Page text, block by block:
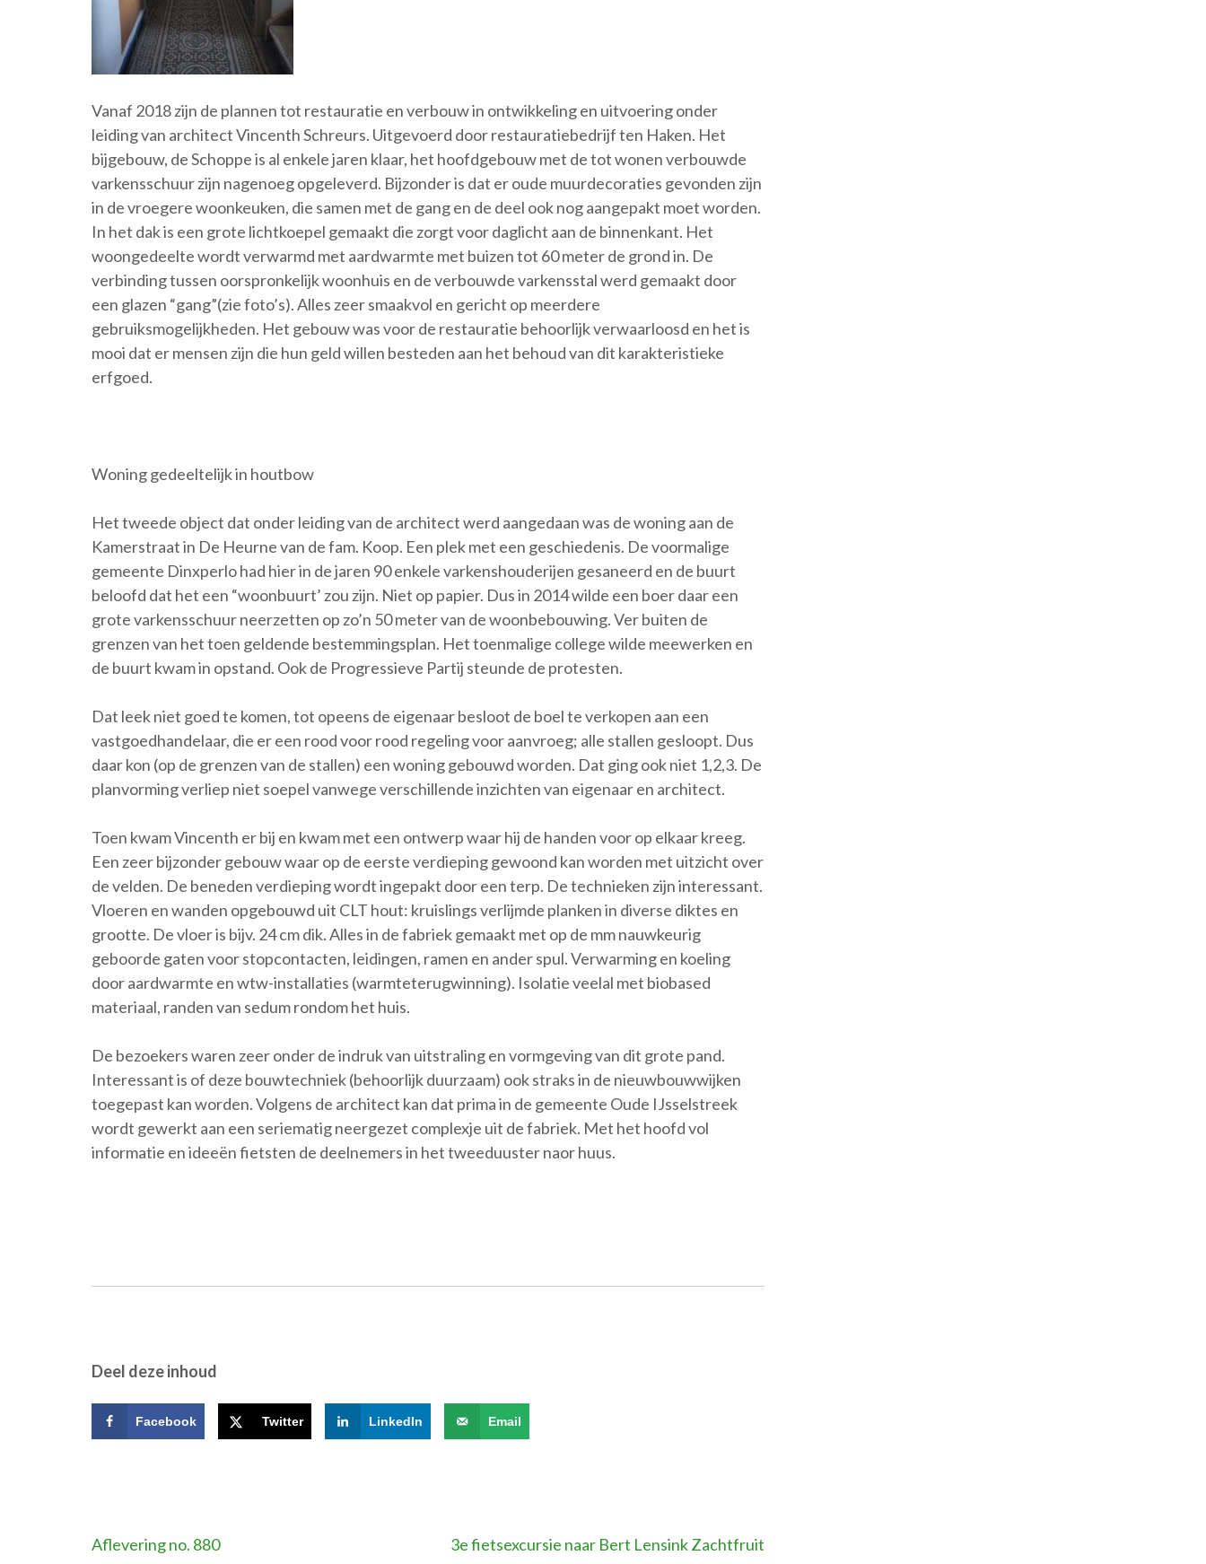
Vanaf 2018 zijn de plannen tot restauratie en verbouw in ontwikkeling en uitvoering onder
leiding van architect Vincenth Schreurs. Uitgevoerd door restauratiebedrijf ten Haken. Het
bijgebouw, de Schoppe is al enkele jaren klaar, het hoofdgebouw met de tot wonen verbouwde
varkensschuur zijn nagenoeg opgeleverd. Bijzonder is dat er oude muurdecoraties gevonden zijn
in de vroegere woonkeuken, die samen met de gang en de deel ook nog aangepakt moet worden.
In het dak is een grote lichtkoepel gemaakt die zorgt voor daglicht aan de binnenkant. Het
woongedeelte wordt verwarmd met aardwarmte met buizen tot 60 meter de grond in. De
verbinding tussen oorspronkelijk woonhuis en de verbouwde varkensstal werd gemaakt door
een glazen “gang”(zie foto’s). Alles zeer smaakvol en gericht op meerdere
gebruiksmogelijkheden. Het gebouw was voor de restauratie behoorlijk verwaarloosd en het is
mooi dat er mensen zijn die hun geld willen besteden aan het behoud van dit karakteristieke
erfgoed.
Woning gedeeltelijk in houtbow
Het tweede object dat onder leiding van de architect werd aangedaan was de woning aan de
Kamerstraat in De Heurne van de fam. Koop. Een plek met een geschiedenis. De voormalige
gemeente Dinxperlo had hier in de jaren 90 enkele varkenshouderijen gesaneerd en de buurt
beloofd dat het een “woonbuurt’ zou zijn. Niet op papier. Dus in 2014 wilde een boer daar een
grote varkensschuur neerzetten op zo’n 50 meter van de woonbebouwing. Ver buiten de
grenzen van het toen geldende bestemmingsplan. Het toenmalige college wilde meewerken en
de buurt kwam in opstand. Ook de Progressieve Partij steunde de protesten.
Dat leek niet goed te komen, tot opeens de eigenaar besloot de boel te verkopen aan een
vastgoedhandelaar, die er een rood voor rood regeling voor aanvroeg; alle stallen gesloopt. Dus
daar kon (op de grenzen van de stallen) een woning gebouwd worden. Dat ging ook niet 1,2,3. De
planvorming verliep niet soepel vanwege verschillende inzichten van eigenaar en architect.
Toen kwam Vincenth er bij en kwam met een ontwerp waar hij de handen voor op elkaar kreeg.
Een zeer bijzonder gebouw waar op de eerste verdieping gewoond kan worden met uitzicht over
de velden. De beneden verdieping wordt ingepakt door een terp. De technieken zijn interessant.
Vloeren en wanden opgebouwd uit CLT hout: kruislings verlijmde planken in diverse diktes en
grootte. De vloer is bijv. 24 cm dik. Alles in de fabriek gemaakt met op de mm nauwkeurig
geboorde gaten voor stopcontacten, leidingen, ramen en ander spul. Verwarming en koeling
door aardwarmte en wtw-installaties (warmteterugwinning). Isolatie veelal met biobased
materiaal, randen van sedum rondom het huis.
De bezoekers waren zeer onder de indruk van uitstraling en vormgeving van dit grote pand.
Interessant is of deze bouwtechniek (behoorlijk duurzaam) ook straks in de nieuwbouwwijken
toegepast kan worden. Volgens de architect kan dat prima in de gemeente Oude IJsselstreek
wordt gewerkt aan een seriematig neergezet complexje uit de fabriek. Met het hoofd vol
informatie en ideeën fietsten de deelnemers in het tweeduuster naor huus.
Deel deze inhoud
Facebook Twitter LinkedIn Email
Bericht
Aflevering no. 880 3e fietsexcursie naar Bert Lensink Zachtfruit